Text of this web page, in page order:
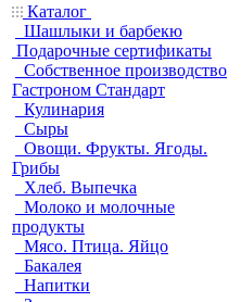
Каталог
Шашлыки и барбекю
Подарочные сертификаты
Собственное производство
Гастроном Стандарт
Кулинария
Сыры
Овощи. Фрукты. Ягоды.
Грибы
Хлеб. Выпечка
Молоко и молочные
продукты
Мясо. Птица. Яйцо
Бакалея
Напитки